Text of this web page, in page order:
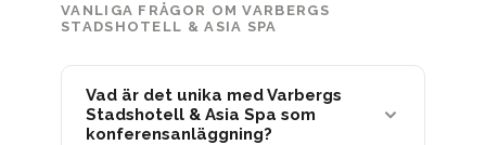
VANLIGA FRÅGOR OM VARBERGS
STADSHOTELL & ASIA SPA
Vad är det unika med Varbergs
Stadshotell & Asia Spa som
konferensanläggning?